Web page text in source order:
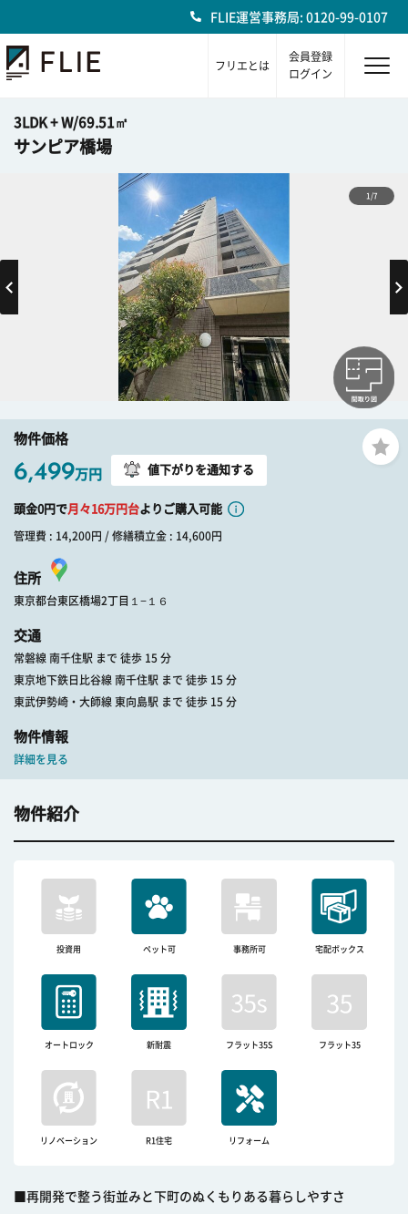
FLIE運営事務局: 0120-99-0107
フリエとは
会員登録
ログイン
3LDK + W/69.51㎡
サンピア橋場
1/7
物件価格
6,499万円 値下がりを通知する
頭金0円で月々16万円台よりご購入可能
管理費 : 14,200円 / 修繕積立金 : 14,600円
住所
東京都台東区橋場2丁目１−１６
交通
常磐線 南千住駅 まで 徒歩 15 分
東京地下鉄日比谷線 南千住駅 まで 徒歩 15 分
東武伊勢崎・大師線 東向島駅 まで 徒歩 15 分
物件情報
詳細を見る
物件紹介
投資用 ペット可 事務所可 宅配ボックス
オートロック 新耐震 フラット35S フラット35
リノベーション R1住宅 リフォーム
■再開発で整う街並みと下町のぬくもりある暮らしやすさ